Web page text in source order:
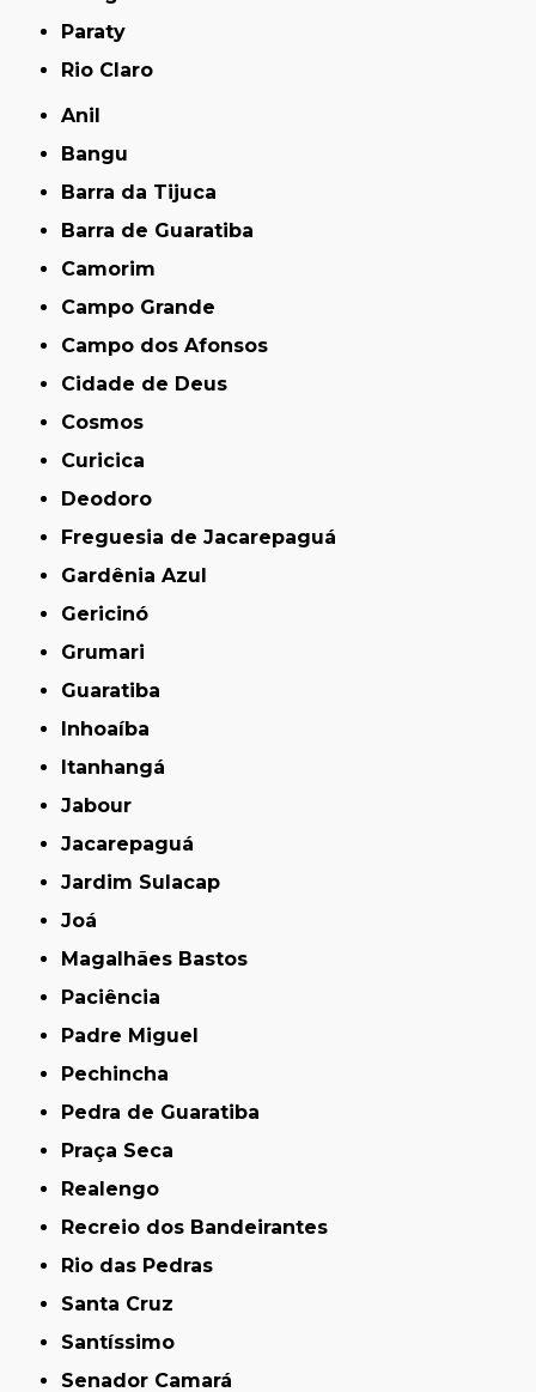
Paraty
Rio Claro
Anil
Bangu
Barra da Tijuca
Barra de Guaratiba
Camorim
Campo Grande
Campo dos Afonsos
Cidade de Deus
Cosmos
Curicica
Deodoro
Freguesia de Jacarepaguá
Gardênia Azul
Gericinó
Grumari
Guaratiba
Inhoaíba
Itanhangá
Jabour
Jacarepaguá
Jardim Sulacap
Joá
Magalhães Bastos
Paciência
Padre Miguel
Pechincha
Pedra de Guaratiba
Praça Seca
Realengo
Recreio dos Bandeirantes
Rio das Pedras
Santa Cruz
Santíssimo
Senador Camará